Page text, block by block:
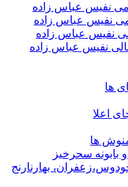
نفیس عباس زاده
نفیس عباس زاده
نفیس عباس زاده
نفیس عباس زاده
ها
اعلا
ها
بابونه سحرخیز
بهارنارنج